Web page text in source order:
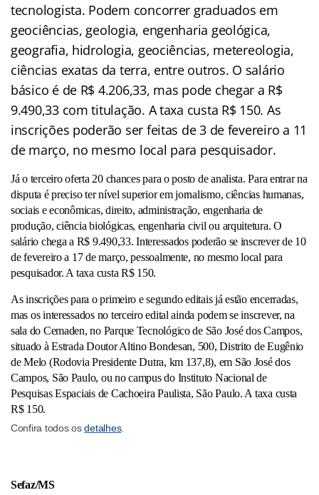
tecnologista. Podem concorrer graduados em
geociências, geologia, engenharia geológica,
geografia, hidrologia, geociências, metereologia,
ciências exatas da terra, entre outros. O salário
básico é de R$ 4.206,33, mas pode chegar a R$
9.490,33 com titulação. A taxa custa R$ 150. As
inscrições poderão ser feitas de 3 de fevereiro a 11
de março, no mesmo local para pesquisador.
Já o terceiro oferta 20 chances para o posto de analista. Para entrar na
disputa é preciso ter nível superior em jornalismo, ciências humanas,
sociais e econômicas, direito, administração, engenharia de
produção, ciência biológicas, engenharia civil ou arquitetura. O
salário chega a R$ 9.490,33. Interessados poderão se inscrever de 10
de fevereiro a 17 de março, pessoalmente, no mesmo local para
pesquisador. A taxa custa R$ 150.
As inscrições para o primeiro e segundo editais já estão encerradas,
mas os interessados no terceiro edital ainda podem se inscrever, na
sala do Cemaden, no Parque Tecnológico de São José dos Campos,
situado à Estrada Doutor Altino Bondesan, 500, Distrito de Eugênio
de Melo (Rodovia Presidente Dutra, km 137,8), em São José dos
Campos, São Paulo, ou no campus do Instituto Nacional de
Pesquisas Espaciais de Cachoeira Paulista, São Paulo. A taxa custa
R$ 150.
Confira todos osdetalhes.
Sefaz/MS